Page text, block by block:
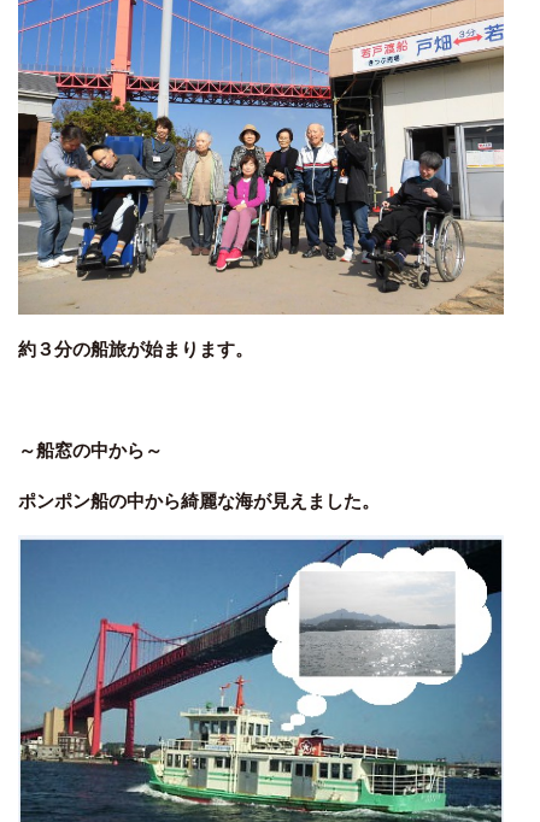
約３分の船旅が始まります。
～船窓の中から～
ポンポン船の中から綺麗な海が見えました。